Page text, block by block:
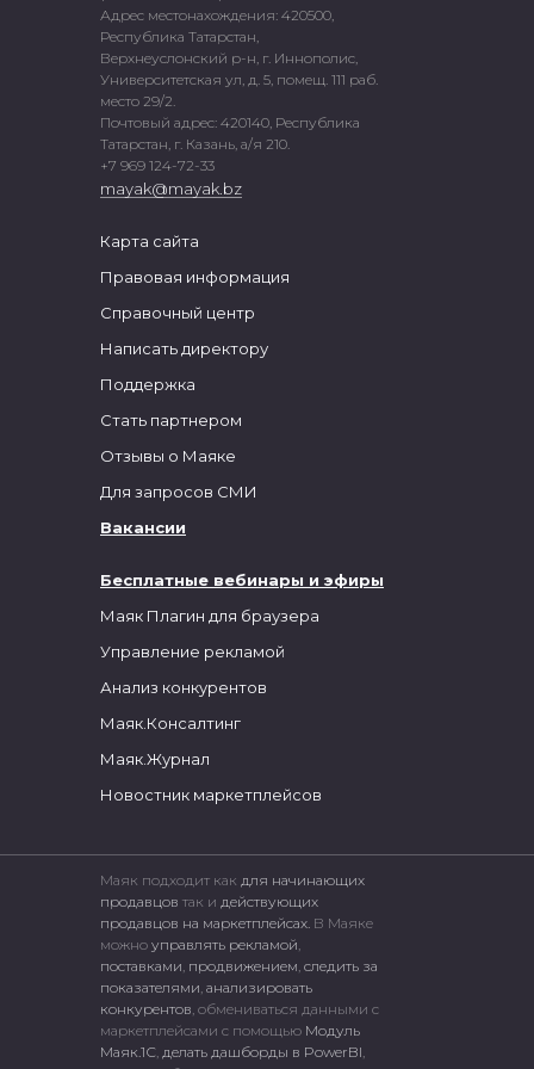
Адрес местонахождения: 420500,
Республика Татарстан,
Верхнеуслонский р-н, г. Иннополис,
Университетская ул, д. 5, помещ. 111 раб.
место 29/2.
Почтовый адрес: 420140, Республика
Татарстан, г. Казань, а/я 210.
+7 969 124-72-33
mayak@mayak.bz
Бесплатные вебинары и эфиры
Маяк Плагин для браузера
Управление рекламой
Анализ конкурентов
Маяк.Консалтинг
Маяк.Журнал
Новостник маркетплейсов
Карта сайта
Правовая информация
Справочный центр
Написать директору
Поддержка
Стать партнером
Отзывы о Маяке
Для запросов СМИ
Вакансии
Маяк подходит как для начинающих
продавцов так и действующих
продавцов на маркетплейсах. В Маяке
можно управлять рекламой
поставками продвижением следить за
показателями анализировать
конкурентов , обмениваться данными с
маркетплейсами c помощью Модуль
Маяк.1С делать дашборды в PowerBI